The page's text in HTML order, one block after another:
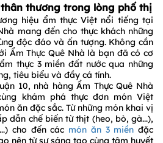
thương trong lòng phố thị
hiệu ẩm thực Việt nổi tiếng tại
mang đến cho thực khách những
độc đáo và ấn tượng. Không cần
Ẩm Thực Quê Nhà là bạn đã có cơ
thực 3 miền đất nước qua những
tiêu biểu và đầy cá tính.
10, nhà hàng Ẩm Thực Quê Nhà
khám phá thực đơn món Việt
ăn đặc sắc. Từ những món khai vị
dẫn chế biến từ thịt (heo, bò, gà...),
cho đến các món ăn 3 miền đặc
nên từ sự sáng tạo cùng tâm huyết